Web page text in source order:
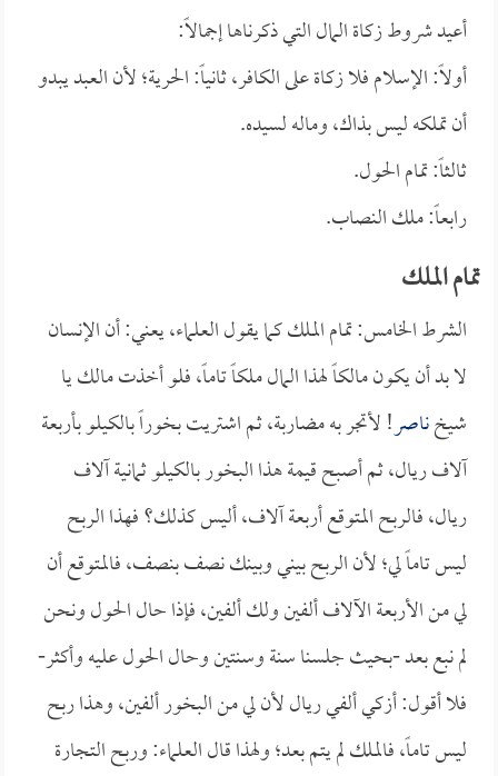
أعيد شروط زكاة المال التي ذكرناها إجمالاً:
أولاً: الإسلام فلا زكاة على الكافر، ثانياً: الحرية؛ لأن العبد يبدو
أن تملكه ليس بذاك، وماله لسيده.
ثالثاً: تمام الحول.
رابعاً: ملك النصاب.
تمام الملك
الشرط الخامس: تمام الملك كما يقول العلماء، يعني: أن الإنسان
لا بد أن يكون مالكاً لهذا المال ملكاً تاماً، فلو أخذت مالك يا
شيخناصر! لأتجر به مضاربة، ثم اشتريت بخوراً بالكيلو بأربعة
آلاف ريال، ثم أصبح قيمة هذا البخور بالكيلو ثمانية آلاف
ريال، فالربح المتوقع أربعة آلاف، أليس كذلك؟ فهذا الربح
ليس تاماً لي؛ لأن الربح بيني وبينك نصف بنصف، فالمتوقع أن
لي من الأربعة الآلاف ألفين ولك ألفين، فإذا حال الحول ونحن
لم نبع بعد -بحيث جلسنا سنة وسنتين وحال الحول عليه وأكثر-
فلا أقول: أزكي ألفي ريال لأن لي من البخور ألفين، وهذا ربح
ليس تاماً، فالملك لم يتم بعد؛ ولهذا قال العلماء: وربح التجارة